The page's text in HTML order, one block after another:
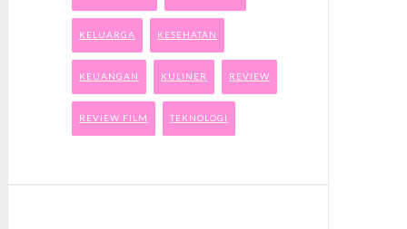
KELUARGA KESEHATAN
KEUANGAN KULINER REVIEW
REVIEW FILM TEKNOLOGI